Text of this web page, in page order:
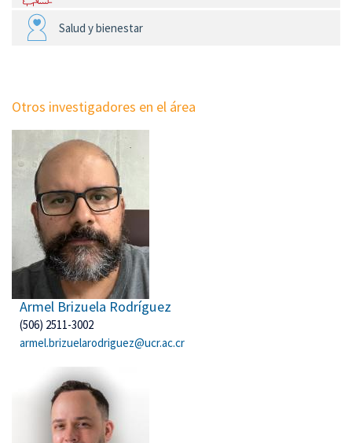
Salud y bienestar
Otros investigadores en el área
Armel Brizuela Rodríguez
(506) 2511-3002
armel.brizuelarodriguez@ucr.ac.cr